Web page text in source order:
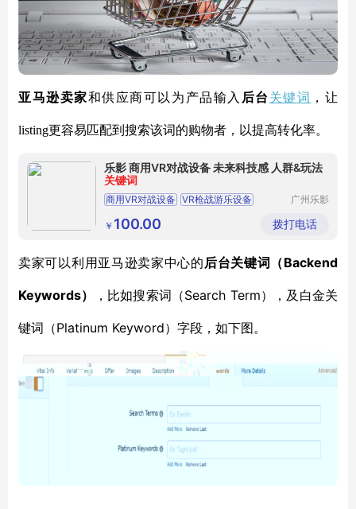
亚马逊卖家和供应商可以为产品输入 后台 关键词 ，让
listing更容易匹配到搜索该词的购物者，以提高转化率。
乐影 商用VR对战设备 未来科技感 人群&玩法
关键词
商用VR对战设备 VR枪战游乐设备
雷霆对战VR设备
VR枪战对战设备
广州乐影
有限公司
￥ 100.00 拨打电话
卖家可以利用亚马逊卖家中心的 后台关键词（Backend
Keywords） ，比如搜索词（Search Term），及白金关
键词（Platinum Keyword）字段，如下图。